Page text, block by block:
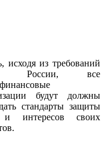
исходя из требований
России, все
будут должны
стандарты защиты
интересов своих